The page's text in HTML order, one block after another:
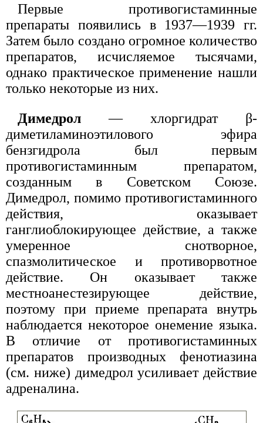
Первые противогистаминные
препараты появились в 1937—1939 гг.
Затем было создано огромное количество
препаратов, исчисляемое тысячами,
однако практическое применение нашли
только некоторые из них.
Димедрол — хлоргидрат β-
диметиламиноэтилового эфира
бензгидрола был первым
противогистаминным препаратом,
созданным в Советском Союзе.
Димедрол, помимо противогистаминного
действия, оказывает
ганглиоблокирующее действие, а также
умеренное снотворное,
спазмолитическое и противорвотное
действие. Он оказывает также
местноанестезирующее действие,
поэтому при приеме препарата внутрь
наблюдается некоторое онемение языка.
В отличие от противогистаминных
препаратов производных фенотиазина
(см. ниже) димедрол усиливает действие
адреналина.